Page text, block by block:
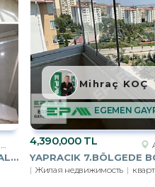
MANISA ŞEHZADELER YARHASANLAR MH. 2+1 KAPALI MUTFAK ARAKAT DAIRE
4,390,000 TL
Жилая недвижимость
EGEMEN
Mihraç KOÇ